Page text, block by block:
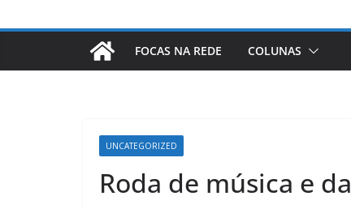
FOCAS NA REDE COLUNAS
UNCATEGORIZED
Roda de música e